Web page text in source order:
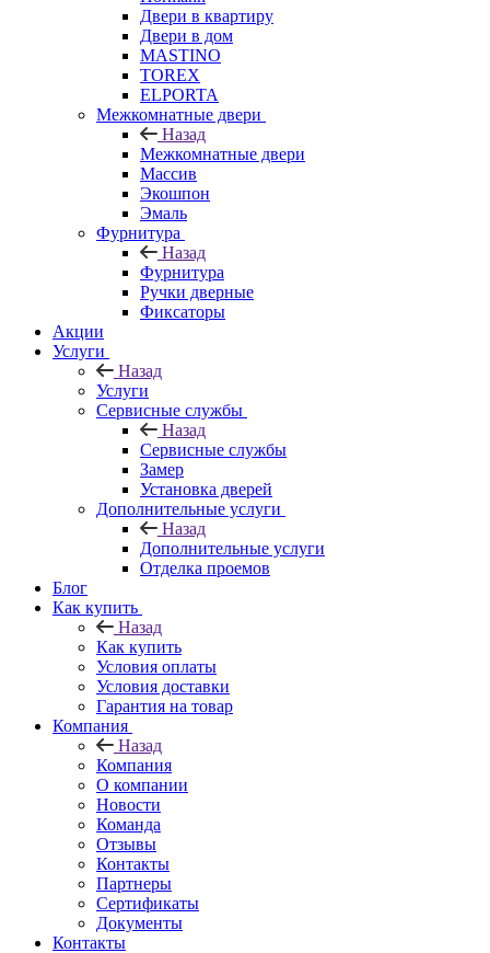
Двери в квартиру
Двери в дом
MASTINO
TOREX
ELPORTA
Межкомнатные двери
Назад
Межкомнатные двери
Массив
Экошпон
Эмаль
Фурнитура
Назад
Фурнитура
Ручки дверные
Фиксаторы
Акции
Услуги
Назад
Услуги
Сервисные службы
Назад
Сервисные службы
Замер
Установка дверей
Дополнительные услуги
Назад
Дополнительные услуги
Отделка проемов
Блог
Как купить
Назад
Как купить
Условия оплаты
Условия доставки
Гарантия на товар
Компания
Назад
Компания
О компании
Новости
Команда
Отзывы
Контакты
Партнеры
Сертификаты
Документы
Контакты